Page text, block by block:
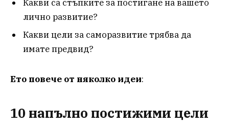
Какви са стъпките за постигане на вашето
лично развитие?
Какви цели за саморазвитие трябва да
имате предвид?
Ето повече от няколко идеи:
10 напълно постижими цели